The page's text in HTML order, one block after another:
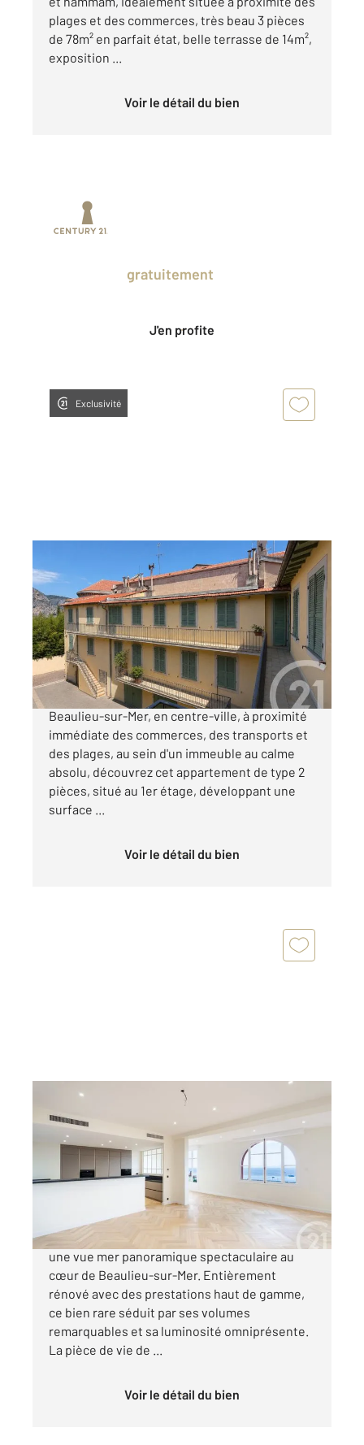
plages et des commerces, très beau 3 pièces
de 78m² en parfait état, belle terrasse de 14m²,
exposition ...
Voir le détail du bien
gratuitement
J'en profite
Exclusivité
BEAULIEU SUR MER 06
38,58 m
, 2 pièces
Ref : 5618
Appartement F2 à vendre
220 000 €
Beaulieu-sur-Mer Centre-ville Au cœur de
Beaulieu-sur-Mer, en centre-ville, à proximité
immédiate des commerces, des transports et
des plages, au sein d'un immeuble au calme
absolu, découvrez cet appartement de type 2
pièces, situé au 1er étage, développant une
surface ...
Voir le détail du bien
190,28 m
Ref : 5609
Appartement T4 à vendre
1 850 000 €
Exceptionnel appartement de 190 m² offrant
une vue mer panoramique spectaculaire au
cœur de Beaulieu-sur-Mer. Entièrement
rénové avec des prestations haut de gamme,
ce bien rare séduit par ses volumes
remarquables et sa luminosité omniprésente.
La pièce de vie de ...
Voir le détail du bien